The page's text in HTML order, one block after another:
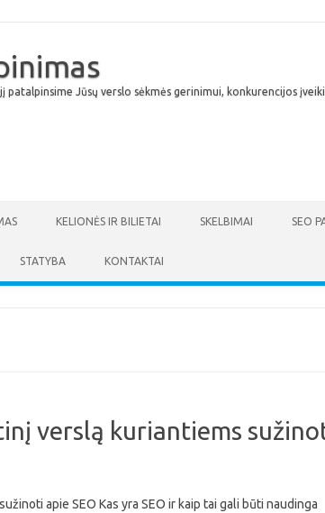
patalpinsime Jūsų verslo sėkmės gerinimui, konkurencijos
KELIONĖS IR BILIETAI SKELBIMAI SEO
STATYBA KONTAKTAI
verslą kuriantiems
apie SEO Kas yra SEO ir kaip tai gali būti naudinga